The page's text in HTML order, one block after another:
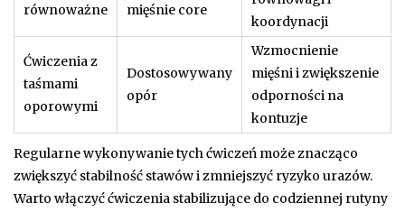
równoważne
mięśnie core
koordynacji
Ćwiczenia z
taśmami
oporowymi
Dostosowywany
opór
Wzmocnienie
mięśni i zwiększenie
odporności na
kontuzje
Regularne wykonywanie tych ćwiczeń może znacząco
zwiększyć stabilność stawów i zmniejszyć ryzyko urazów.
Warto włączyć ćwiczenia stabilizujące do codziennej rutyny